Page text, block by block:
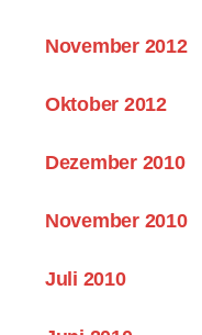
November 2012
Oktober 2012
Dezember 2010
November 2010
Juli 2010